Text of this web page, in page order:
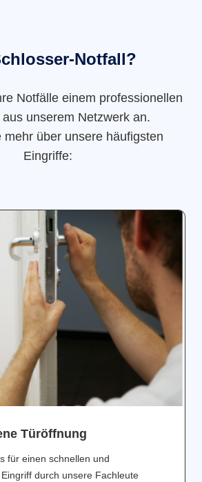
Notfall?
Notfälle einem professionellen
unserem Netzwerk an.
mehr über unsere häufigsten
Eingriffe:
Türöffnung
für einen schnellen und
durch unsere Fachleute